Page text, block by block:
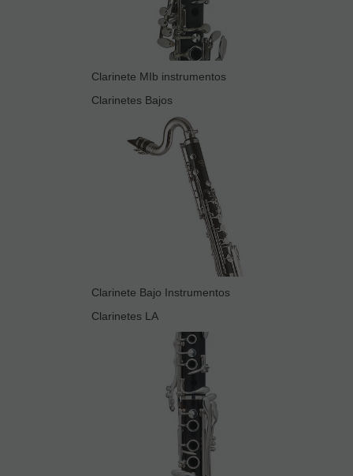
Clarinete MIb instrumentos
Clarinetes Bajos
Clarinete Bajo Instrumentos
Clarinetes LA